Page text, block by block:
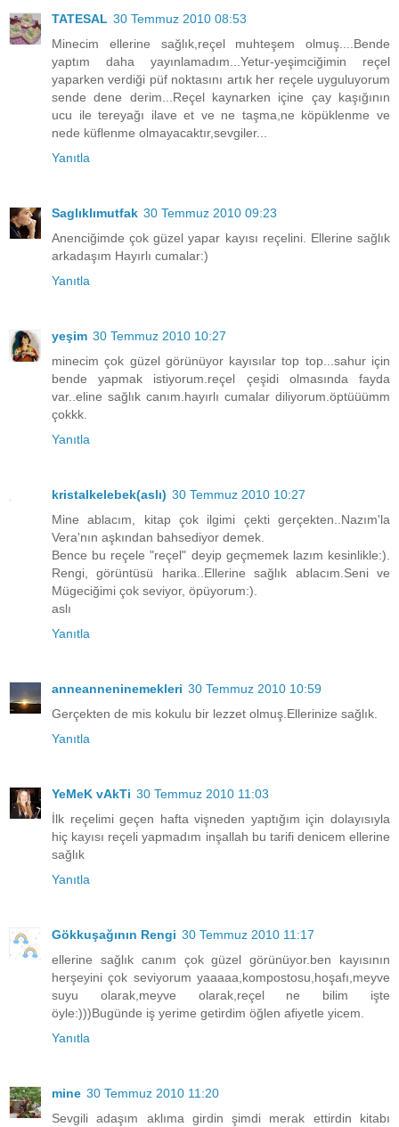
TATESAL 30 Temmuz 2010 08:53
Minecim ellerine sağlık,reçel muhteşem olmuş....Bende
yaptım daha yayınlamadım...Yetur-yeşimciğimin reçel
yaparken verdiği püf noktasını artık her reçele uyguluyorum
sende dene derim...Reçel kaynarken içine çay kaşığının
ucu ile tereyağı ilave et ve ne taşma,ne köpüklenme ve
nede küflenme olmayacaktır,sevgiler...
Yanıtla
Saglıklımutfak 30 Temmuz 2010 09:23
Anenciğimde çok güzel yapar kayısı reçelini. Ellerine sağlık
arkadaşım Hayırlı cumalar:)
Yanıtla
yeşim 30 Temmuz 2010 10:27
minecim çok güzel görünüyor kayısılar top top...sahur için
bende yapmak istiyorum.reçel çeşidi olmasında fayda
var..eline sağlık canım.hayırlı cumalar diliyorum.öptüüümm
çokkk.
Yanıtla
kristalkelebek(aslı) 30 Temmuz 2010 10:27
Mine ablacım, kitap çok ilgimi çekti gerçekten..Nazım'la
Vera'nın aşkından bahsediyor demek.
Bence bu reçele "reçel" deyip geçmemek lazım kesinlikle:).
Rengi, görüntüsü harika..Ellerine sağlık ablacım.Seni ve
Mügeciğimi çok seviyor, öpüyorum:).
aslı
Yanıtla
anneanneninemekleri 30 Temmuz 2010 10:59
Gerçekten de mis kokulu bir lezzet olmuş.Ellerinize sağlık.
Yanıtla
YeMeK vAkTi 30 Temmuz 2010 11:03
İlk reçelimi geçen hafta vişneden yaptığım için dolayısıyla
hiç kayısı reçeli yapmadım inşallah bu tarifi denicem ellerine
sağlık
Yanıtla
Gökkuşağının Rengi 30 Temmuz 2010 11:17
ellerine sağlık canım çok güzel görünüyor.ben kayısının
herşeyini çok seviyorum yaaaaa,kompostosu,hoşafı,meyve
suyu olarak,meyve olarak,reçel ne bilim işte
öyle:)))Bugünde iş yerime getirdim öğlen afiyetle yicem.
Yanıtla
mine 30 Temmuz 2010 11:20
Sevgili adaşım aklıma girdin şimdi merak ettirdin kitabı